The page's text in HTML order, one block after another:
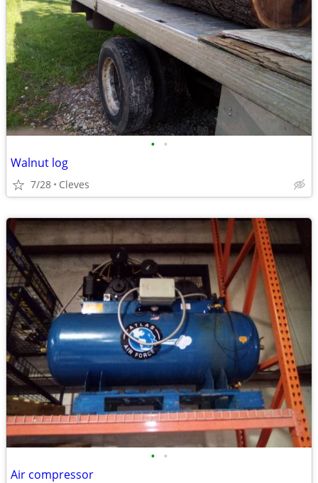
• •
Walnut log
7/28 Cleves
• •
Air compressor